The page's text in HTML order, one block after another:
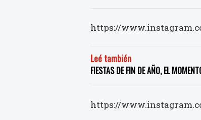
https://
Leé también
FIESTAS DE FIN DE AÑO, EL
https://